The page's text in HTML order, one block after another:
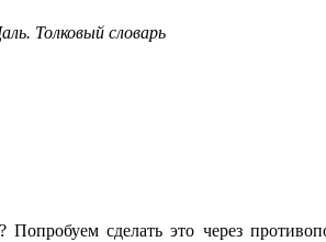
Толковый словарь
Попробуем сделать это через